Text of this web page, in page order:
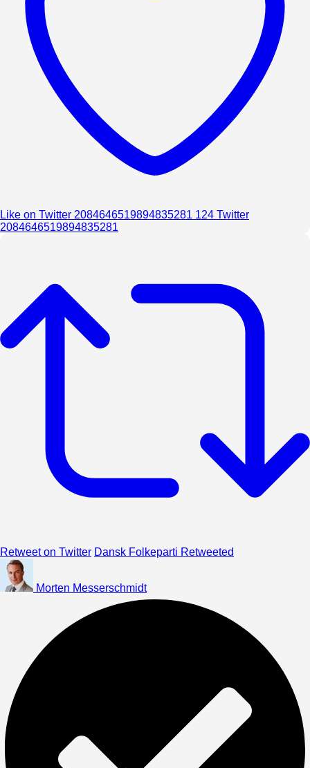
Like on Twitter 2084646519894835281 124 Twitter
2084646519894835281
Retweet on Twitter Dansk Folkeparti Retweeted
Morten Messerschmidt